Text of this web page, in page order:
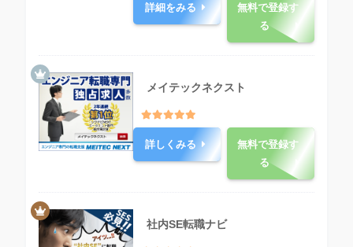
詳細をみる
無料で登録す
る
メイテックネクスト
詳しくみる
無料で登録す
る
社内SE転職ナビ